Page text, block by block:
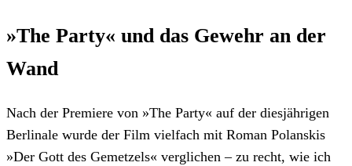
»The Party« und das Gewehr an der
Wand
Nach der Premiere von »The Party« auf der diesjährigen
Berlinale wurde der Film vielfach mit Roman Polanskis
»Der Gott des Gemetzels« verglichen – zu recht, wie ich